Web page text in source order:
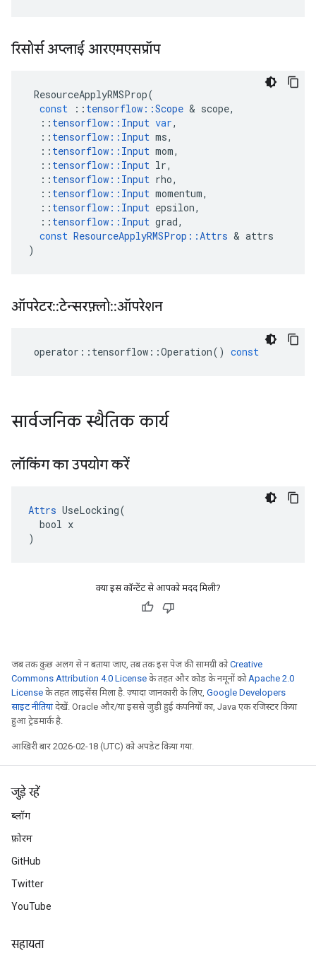
रिसोर्स अप्लाई आरएमएसप्रॉप
ResourceApplyRMSProp(
const
:: tensorflow ::Scope & scope,
:: tensorflow :: Input var,
:: tensorflow :: Input ms,
:: tensorflow :: Input mom,
:: tensorflow :: Input lr,
:: tensorflow :: Input rho,
:: tensorflow :: Input momentum,
:: tensorflow :: Input epsilon,
:: tensorflow :: Input grad,
const ResourceApplyRMSProp ::Attrs & attrs
)
ऑपरेटर::टेन्सरफ़्लो::ऑपरेशन
operator :: tensorflow ::Operation() const
सार्वजनिक स्थैतिक कार्य
लॉकिंग का उपयोग करें
Attrs UseLocking(
  bool x
)
क्या इस कॉन्टेंट से आपको मदद मिली?
जब तक कुछ अलग से न बताया जाए, तब तक इस पेज की सामग्री कोCreative
Commons Attribution 4.0 License के तहत और कोड के नमूनों कोApache 2.0
License के तहत लाइसेंस मिला है. ज़्यादा जानकारी के लिए, Google Developers
साइट नीतियांदेखें. Oracle और/या इससे जुड़ी हुई कंपनियों का, Java एक रजिस्टर किया
हुआ ट्रेडमार्क है.
आखिरी बार 2026-02-18 (UTC) को अपडेट किया गया.
जुड़े रहें
ब्लॉग
फ़ोरम
GitHub
Twitter
YouTube
सहायता